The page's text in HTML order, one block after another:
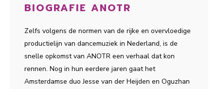
BIOGRAFIE ANOTR
Zelfs volgens de normen van de rijke en overvloedige
productielijn van dancemuziek in Nederland, is de
snelle opkomst van ANOTR een verhaal dat kon
rennen. Nog in hun eerdere jaren gaat het
Amsterdamse duo Jesse van der Heijden en Oguzhan